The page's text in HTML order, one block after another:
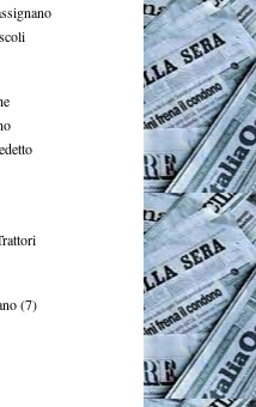
(7)